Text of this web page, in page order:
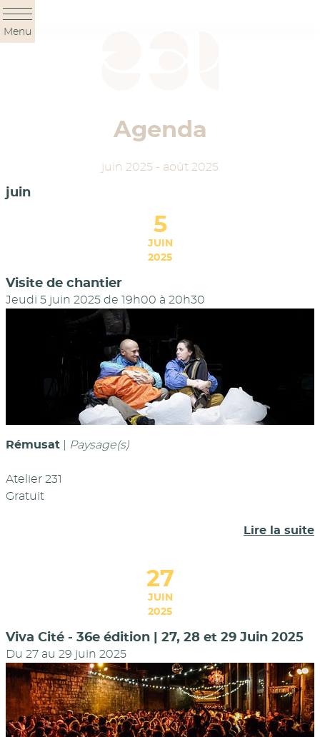
Panneau de gestion des cookies
Menu
Agenda
juin 2025 - août 2025
juin
5
JUIN
2025
Visite de chantier
Jeudi 5 juin 2025 de 19h00 à 20h30
Rémusat Paysage(s)
Atelier 231
Gratuit
Lire la suite
27
JUIN
2025
Viva Cité - 36e édition | 27, 28 et 29 Juin 2025
Du 27 au 29 juin 2025